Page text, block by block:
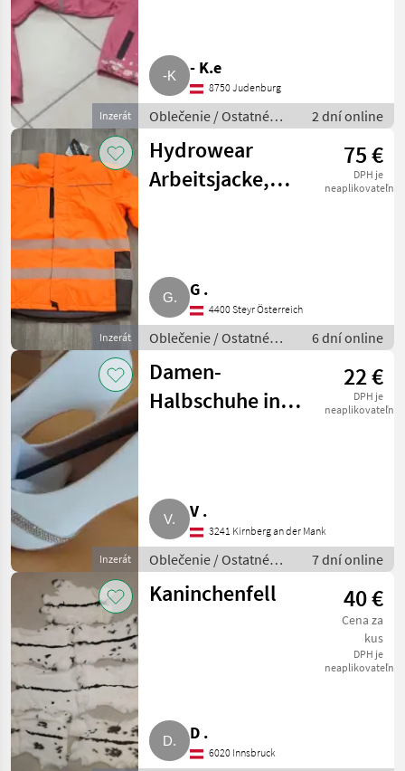
Inzerát
- K.e
8750 Judenburg
Oblečenie / Ostatné
oblečenie
2 dní online
Inzerát
Hydrowear
Arbeitsjacke,
75 €
DPH je
neaplikovateľné
G .
4400 Steyr Österreich
Oblečenie / Ostatné
oblečenie
6 dní online
Inzerát
Damen-
Halbschuhe in
22 €
DPH je
neaplikovateľné
V .
3241 Kirnberg an der Mank
Oblečenie / Ostatné
oblečenie
7 dní online
Kaninchenfell 40 €
Cena za
kus
DPH je
neaplikovateľné
D .
6020 Innsbruck